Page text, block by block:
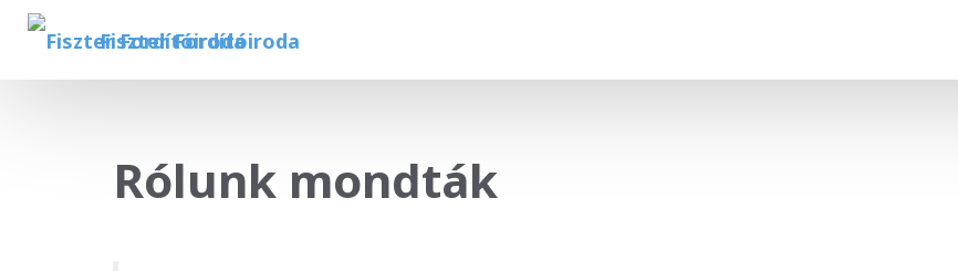
Fiszter Fordítóiroda
Rólunk mondták